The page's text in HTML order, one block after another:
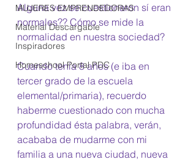
MUJERES EMPRENDEDORAS
Material Descargable
Inspiradores
Homeschool Portal PDC
Alguna vez se cuestionaron sí eran
normales?? Cómo se mide la
normalidad en nuestra sociedad?
Cuando tenía 8 años (e iba en
tercer grado de la escuela
elemental/primaria), recuerdo
haberme cuestionado con mucha
profundidad ésta palabra, verán,
acababa de mudarme con mi
familia a una nueva ciudad, nueva